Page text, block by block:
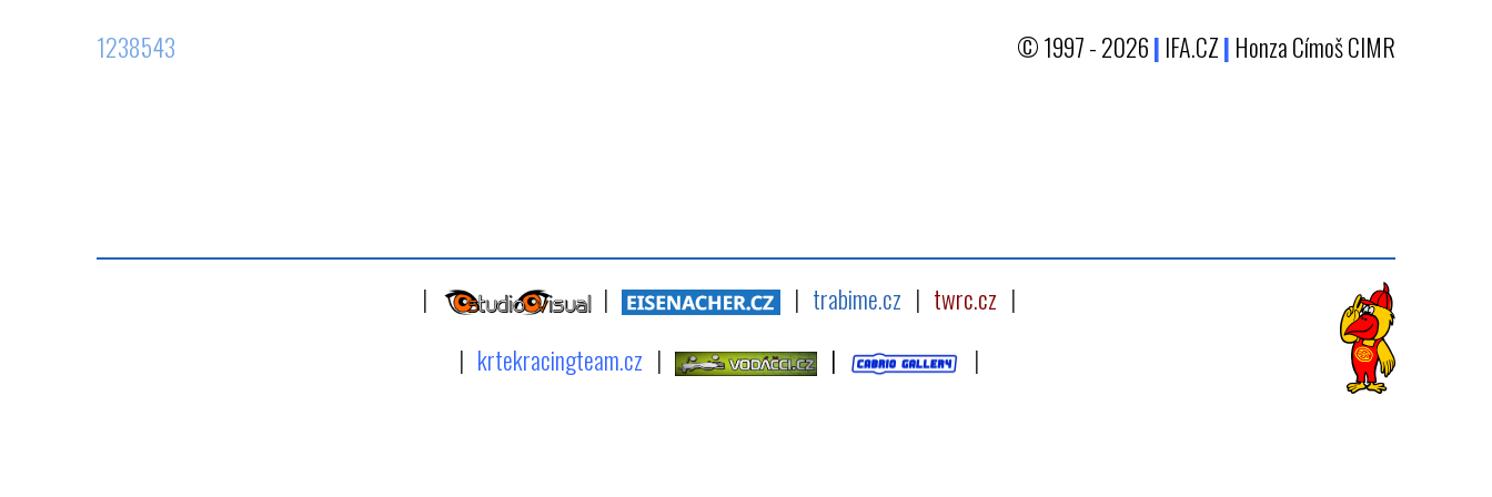
1238543 © 1997 - 2026| IFA.CZ| Honza Címoš CIMR
| | | trabime.cz | twrc.cz |
| krtekracingteam.cz | | |